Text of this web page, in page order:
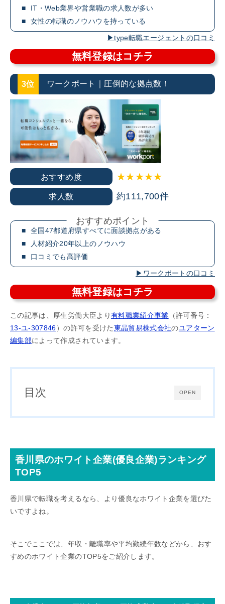
IT・Web業界や営業職の求人数が多い
女性の転職のノウハウを持っている
type転職エージェントの口コミ
無料登録はコチラ
3位 ワークポート｜圧倒的な拠点数！
おすすめ度 ★★★★★
求人数 約111,700件
おすすめポイント
全国47都道府県すべてに面談拠点がある
人材紹介20年以上のノウハウ
口コミでも高評価
ワークポートの口コミ
無料登録はコチラ
この記事は、厚生労働大臣より有料職業紹介事業 （許可番号：
13-ユ-307846）の許可を受けた東晶貿易株式会社のユアターン
編集部によって作成されています。
OPEN
目次
香川県のホワイト企業(優良企業)ランキング
TOP5
香川県で転職を考えるなら、より優良なホワイト企業を選びた
いですよね。
そこでここでは、年収・離職率や平均勤続年数などから、おす
すめのホワイト企業のTOP5をご紹介します。